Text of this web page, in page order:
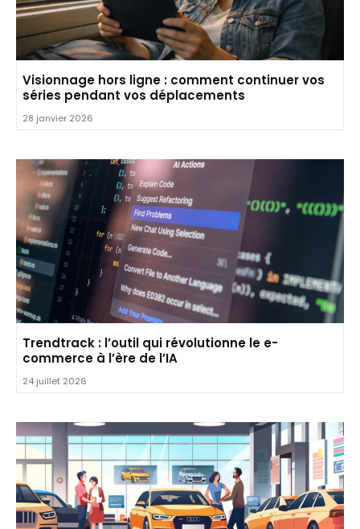
Visionnage hors ligne : comment continuer vos
séries pendant vos déplacements
28 janvier 2026
Trendtrack : l’outil qui révolutionne le e-
commerce à l’ère de l’IA
24 juillet 2026